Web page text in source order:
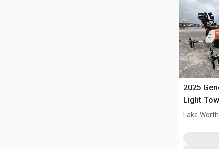
2025
Light
Lake